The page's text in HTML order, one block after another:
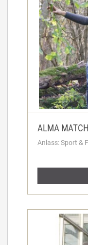
ALMA
Anlass: Sport &